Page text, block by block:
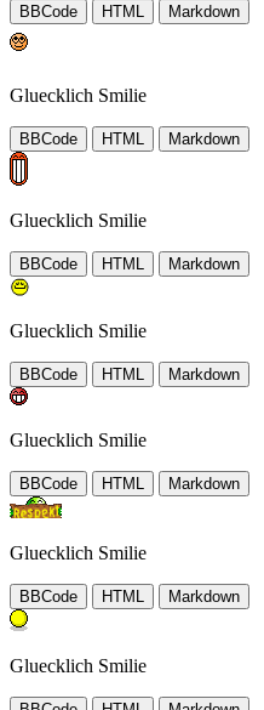
BBCode HTML Markdown
Gluecklich Smilie
BBCode HTML Markdown
Gluecklich Smilie
BBCode HTML Markdown
Gluecklich Smilie
BBCode HTML Markdown
Gluecklich Smilie
BBCode HTML Markdown
Gluecklich Smilie
BBCode HTML Markdown
Gluecklich Smilie